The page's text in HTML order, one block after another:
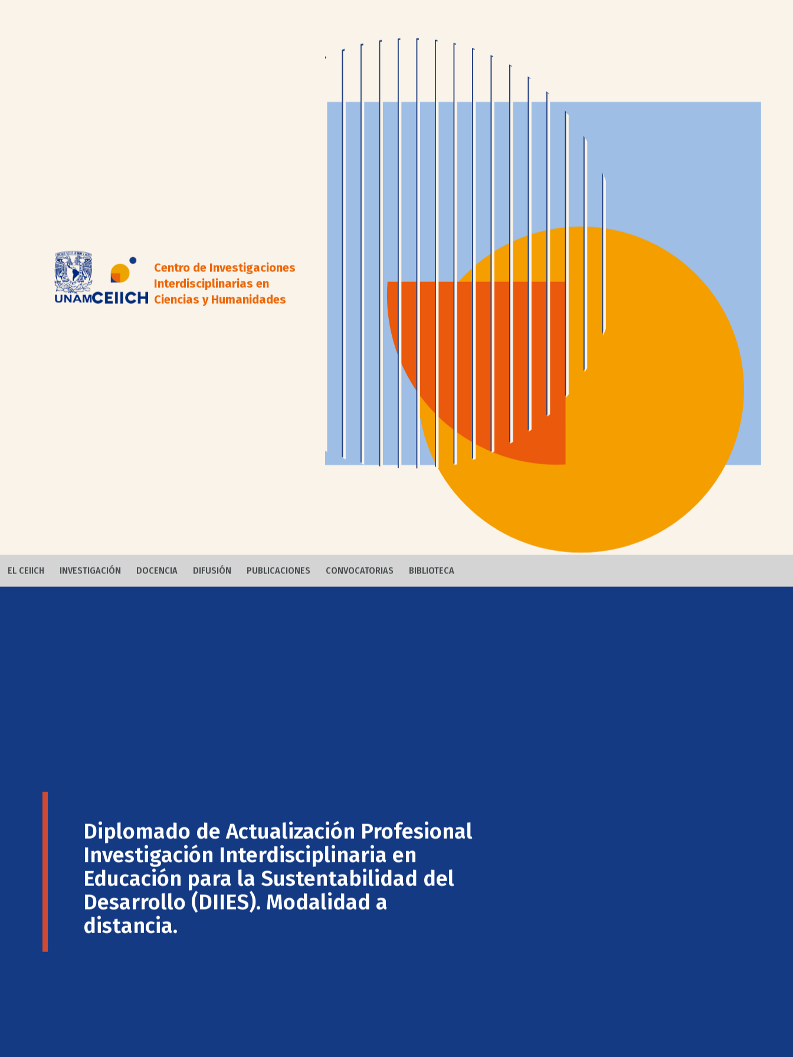
Centro de Investigaciones
Interdisciplinarias en
Ciencias y Humanidades
EL CEIICH INVESTIGACIÓN DOCENCIA DIFUSIÓN PUBLICACIONES CONVOCATORIAS BIBLIOTECA
Diplomado de Actualización Profesional
Investigación Interdisciplinaria en
Educación para la Sustentabilidad del
Desarrollo (DIIES). Modalidad a
distancia.